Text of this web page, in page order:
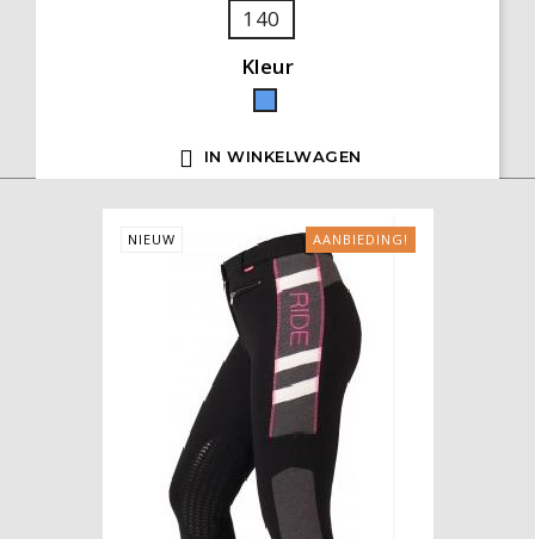
140
Kleur
Blauw
 IN WINKELWAGEN
AANBIEDING!
NIEUW